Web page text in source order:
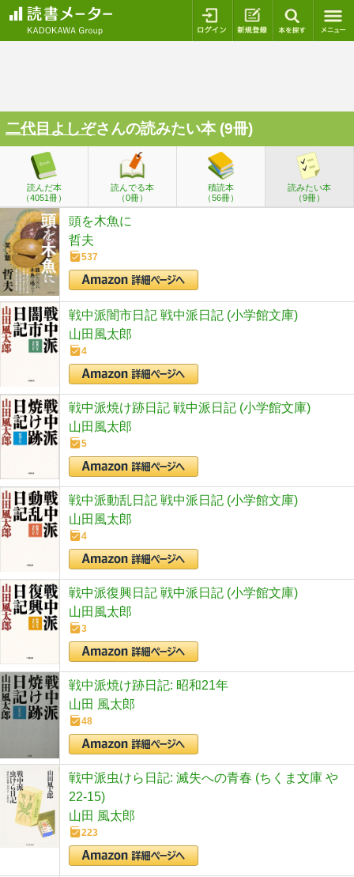
ログイン 新規登録
二代目よしぞさんの読みたい本 (9冊)
読んだ本
（4051冊）
読んでる本
（0冊）
積読本
（56冊）
読みたい本
（9冊）
頭を木魚に
哲夫
537
戦中派闇市日記 戦中派日記 (小学館文庫)
山田風太郎
4
戦中派焼け跡日記 戦中派日記 (小学館文庫)
山田風太郎
5
戦中派動乱日記 戦中派日記 (小学館文庫)
山田風太郎
4
戦中派復興日記 戦中派日記 (小学館文庫)
山田風太郎
3
戦中派焼け跡日記: 昭和21年
山田 風太郎
48
戦中派虫けら日記: 滅失への青春 (ちくま文庫 や
22-15)
山田 風太郎
223